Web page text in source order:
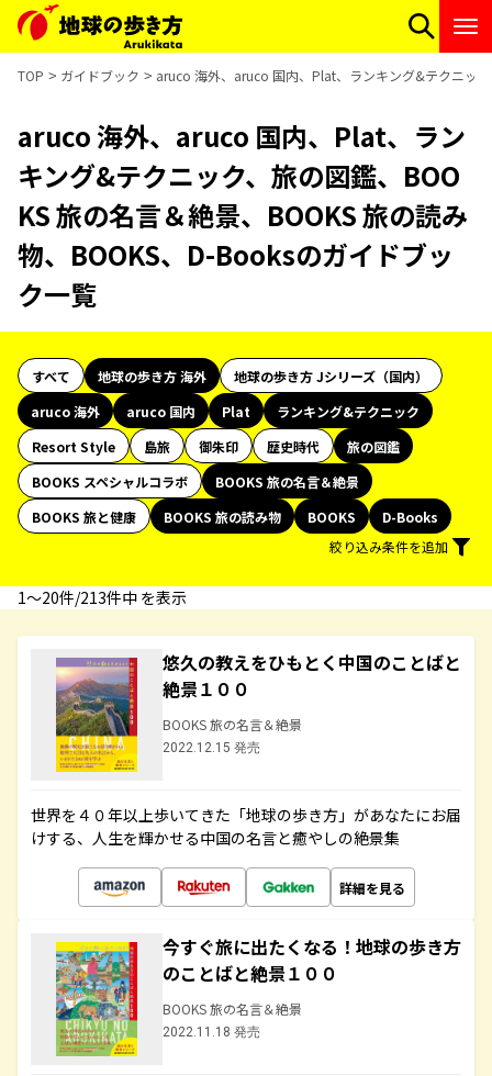
TOP ガイドブック aruco 海外、aruco 国内、Plat、ランキング&テクニッ
aruco 海外、aruco 国内、Plat、ラン
キング&テクニック、旅の図鑑、BOO
KS 旅の名言＆絶景、BOOKS 旅の読み
物、BOOKS、D-Booksのガイドブッ
ク一覧
すべて 地球の歩き方 海外
地球の歩き方 Jシリーズ（国内）
aruco 海外
aruco 国内 Plat
ランキング&テクニック
Resort Style
島旅 御朱印 歴史時代
旅の図鑑
BOOKS スペシャルコラボ
BOOKS 旅の名言＆絶景
BOOKS 旅と健康
BOOKS 旅の読み物 BOOKS
D-Books
絞り込み条件を追加
1〜20件/213件中 を表示
悠久の教えをひもとく中国のことばと
絶景１００
BOOKS 旅の名言＆絶景
2022.12.15 発売
世界を４０年以上歩いてきた「地球の歩き方」があなたにお届
けする、人生を輝かせる中国の名言と癒やしの絶景集
詳細を見る
今すぐ旅に出たくなる！地球の歩き方
のことばと絶景１００
BOOKS 旅の名言＆絶景
2022.11.18 発売